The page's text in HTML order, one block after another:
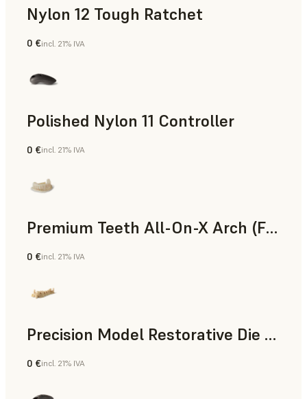
Nylon 12 Tough Ratchet
Polvo para SLS
0 €incl. 21% IVA
Polished Nylon 11 Controller
Polvo para SLS
0 €incl. 21% IVA
Premium Teeth All-On-X Arch (Form 4)
Odontología
0 €incl. 21% IVA
Precision Model Restorative Die Model
Odontología
0 €incl. 21% IVA